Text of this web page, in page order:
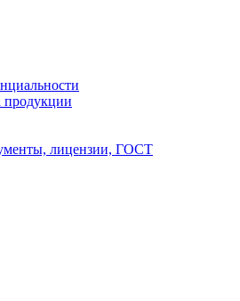
продукции
лицензии, ГОСТ